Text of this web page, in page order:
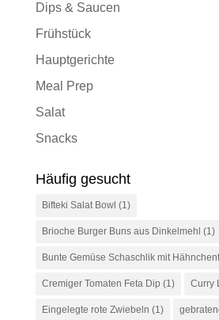
Dips & Saucen
Frühstück
Hauptgerichte
Meal Prep
Salat
Snacks
Häufig gesucht
Bifteki Salat Bowl (1)
Brioche Burger Buns aus Dinkelmehl (1)
Bunte Gemüse Schaschlik mit
Cremiger Tomaten Feta Dip (1) Curry
Eingelegte rote Zwiebeln (1)